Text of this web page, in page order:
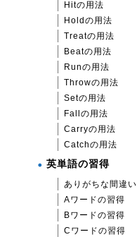
Hitの用法
Holdの用法
Treatの用法
Beatの用法
Runの用法
Throwの用法
Setの用法
Fallの用法
Carryの用法
Catchの用法
英単語の習得
ありがちな間違い
Aワードの習得
Bワードの習得
Cワードの習得